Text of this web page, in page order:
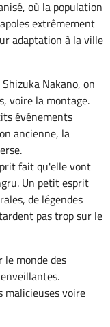
où la population
extrêmement
adaptation à la ville
Nakano, on
voire la montage.
événements
ancienne, la
fait qu'elle vont
Un petit esprit
de légendes
pas trop sur le
monde des
malicieuses voire